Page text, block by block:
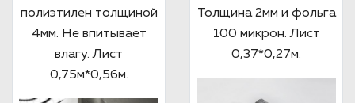
полиэтилен толщиной
4мм. Не впитывает
влагу. Лист
0,75м*0,56м.
Толщина 2мм и фольга
100 микрон. Лист
0,37*0,27м.